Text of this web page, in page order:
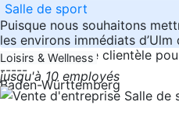
Salle de sport
Puisque nous souhaitons
les environs immédiats
proposons notre clientèle
-----
Baden-Württemberg
Loisirs & Wellness
jusqu'à 10 employés